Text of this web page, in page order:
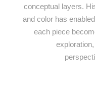
conceptual layers.
and color has
each piece